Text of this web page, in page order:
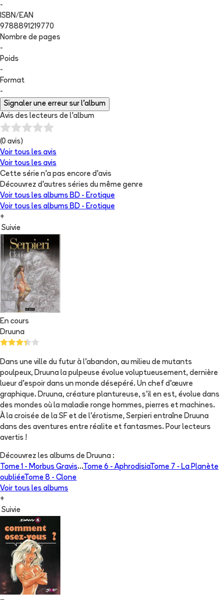
-
ISBN/EAN
9788891219770
Nombre de pages
-
Poids
-
Format
-
Signaler une erreur sur l'album
Avis des lecteurs de l'album
(0 avis)
Voir tous les avis
Voir tous les avis
Cette série n'a pas encore d'avis
Découvrez d'autres séries du même genre
Voir tous les albums BD - Erotique
Voir tous les albums BD - Erotique
+
Suivie
En cours
Druuna
Dans une ville du futur à l'abandon, au milieu de mutants
poulpeux, Druuna la pulpeuse évolue voluptueusement, dernière
lueur d'espoir dans un monde désepéré. Un chef d'œuvre
graphique. Druuna, créature plantureuse, s'il en est, évolue dans
des mondes où la maladie ronge hommes, pierres et machines.
À la croisée de la SF et de l'érotisme, Serpieri entraîne Druuna
dans des aventures entre réalite et fantasmes. Pour lecteurs
avertis !
Découvrez les albums de Druuna :
Tome 1 - Morbus Gravis...Tome 6 - AphrodisiaTome 7 - La Planète
oubliéeTome 8 - Clone
Voir tous les albums
+
Suivie